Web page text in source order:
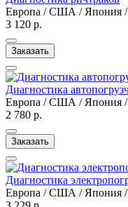
Европа / США / Япония /
3 120 р.
Заказать
Диагностика
Европа / США / Япония /
2 780 р.
Заказать
Диагностика
Европа / США / Япония /